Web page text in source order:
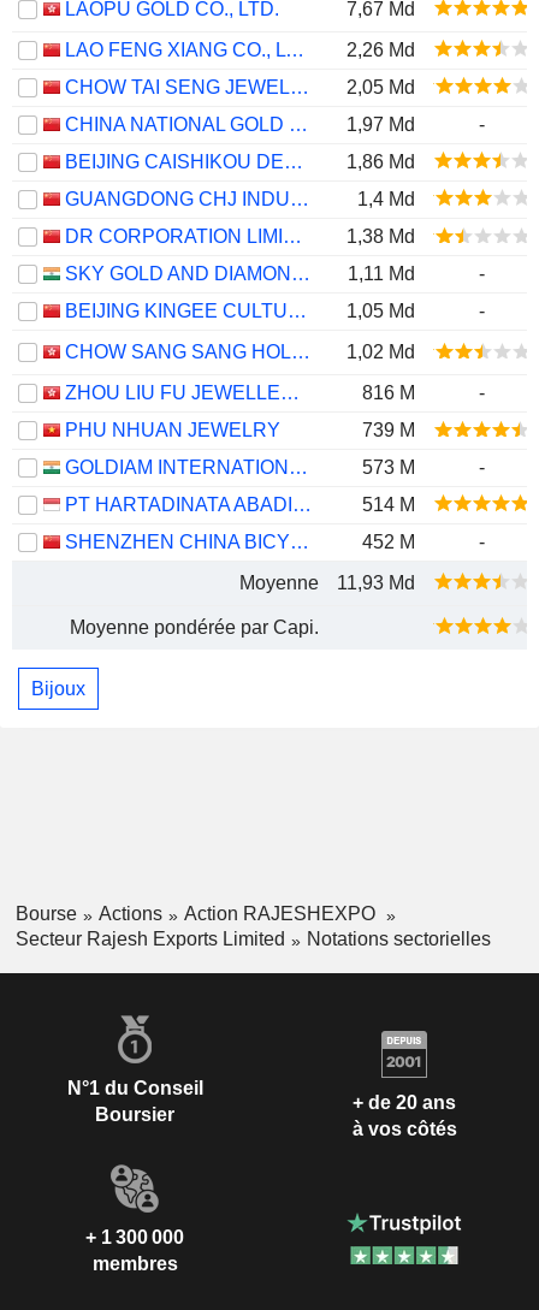
LAOPU GOLD CO., LTD.
7,67 Md
LAO FENG XIANG CO., LTD.
2,26 Md
CHOW TAI SENG JEWELLERY CO., LTD.
2,05 Md
CHINA NATIONAL GOLD GROUP GOLD JEWELLERY CO.,LTD.
1,97 Md
-
BEIJING CAISHIKOU DEPARTMENT STORE CO.,LTD.
1,86 Md
GUANGDONG CHJ INDUSTRY CO.,LTD.
1,4 Md
DR CORPORATION LIMITED
1,38 Md
SKY GOLD AND DIAMONDS LIMITED
1,11 Md
-
BEIJING KINGEE CULTURE DEVELOPMENT CO., LTD.
1,05 Md
-
CHOW SANG SANG HOLDINGS INTERNATIONAL LIMITED
1,02 Md
ZHOU LIU FU JEWELLERY CO., LTD.
816 M
-
PHU NHUAN JEWELRY
739 M
GOLDIAM INTERNATIONAL LIMITED
573 M
-
PT HARTADINATA ABADI TBK
514 M
SHENZHEN CHINA BICYCLE COMPANY (HOLDINGS) LIMITED
452 M
-
Moyenne
11,93 Md
Moyenne pondérée par Capi.
Bijoux
Bourse Actions
Action RAJESHEXPO
Secteur Rajesh Exports Limited
Notations sectorielles
N°1 du Conseil
Boursier
+ de 20 ans
à vos côtés
+ 1 300 000
membres